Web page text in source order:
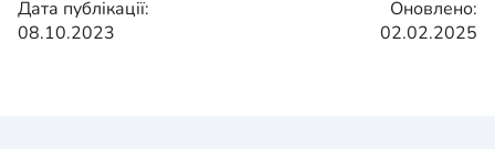
Дата публікації:
08.10.2023
Оновлено:
02.02.2025